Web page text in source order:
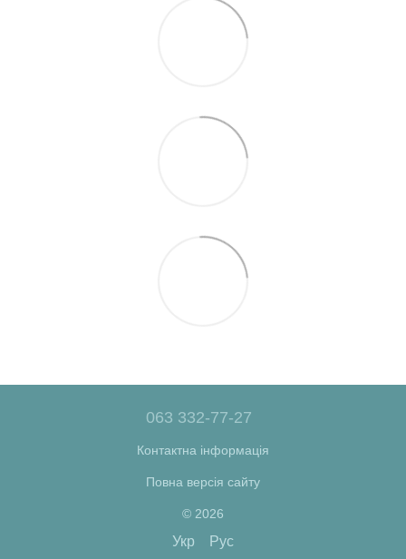
063 332-77-27
Контактна інформація
Повна версія сайту
© 2026
Укр Рус